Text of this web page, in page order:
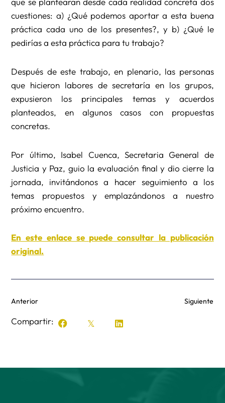
cuestiones: a) ¿Qué podemos aportar a esta buena
práctica cada uno de los presentes?, y b) ¿Qué le
pedirías a esta práctica para tu trabajo?
Después de este trabajo, en plenario, las personas
que hicieron labores de secretaría en los grupos,
expusieron los principales temas y acuerdos
planteados, en algunos casos con propuestas
concretas.
Por último, Isabel Cuenca, Secretaria General de
Justicia y Paz, guio la evaluación final y dio cierre la
jornada, invitándonos a hacer seguimiento a los
temas propuestos y emplazándonos a nuestro
próximo encuentro.
En este enlace se puede consultar la publicación
original.
Anterior Siguiente
Compartir: